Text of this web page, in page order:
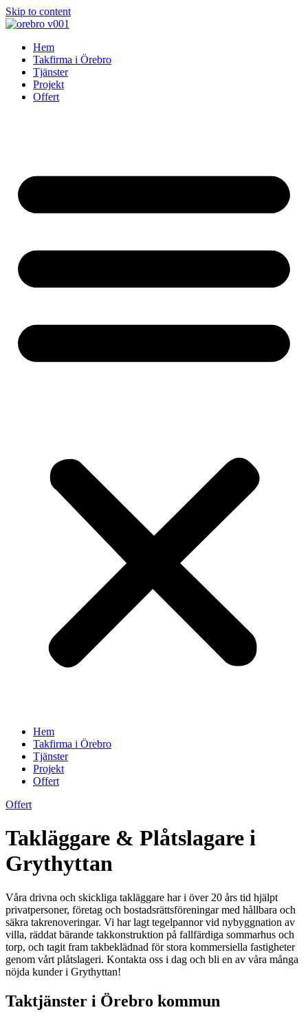
Skip to content
Hem
Takfirma i Örebro
Tjänster
Projekt
Offert
Hem
Takfirma i Örebro
Tjänster
Projekt
Offert
Offert
Takläggare & Plåtslagare i
Grythyttan
Våra drivna och skickliga takläggare har i över 20 års tid hjälpt
privatpersoner, företag och bostadsrättsföreningar med hållbara och
säkra takrenoveringar. Vi har lagt tegelpannor vid nybyggnation av
villa, räddat bärande takkonstruktion på fallfärdiga sommarhus och
torp, och tagit fram takbeklädnad för stora kommersiella fastigheter
genom vårt plåtslageri. Kontakta oss i dag och bli en av våra många
nöjda kunder i Grythyttan!
Taktjänster i Örebro kommun